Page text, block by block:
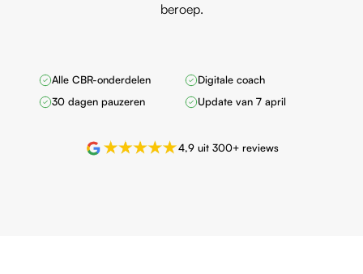
beroep.
Alle CBR-onderdelen
Digitale coach
30 dagen pauzeren
Update van 7 april
4,9 uit 300+ reviews